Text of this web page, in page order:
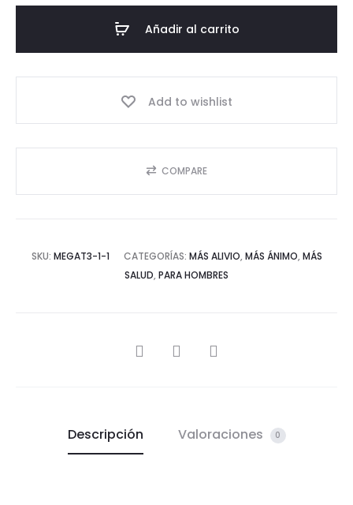
Añadir al carrito
Add to wishlist
COMPARE
SKU: MEGAT3-1-1 CATEGORÍAS: MÁS ALIVIO, MÁS ÁNIMO, MÁS
SALUD, PARA HOMBRES
Descripción Valoraciones 0